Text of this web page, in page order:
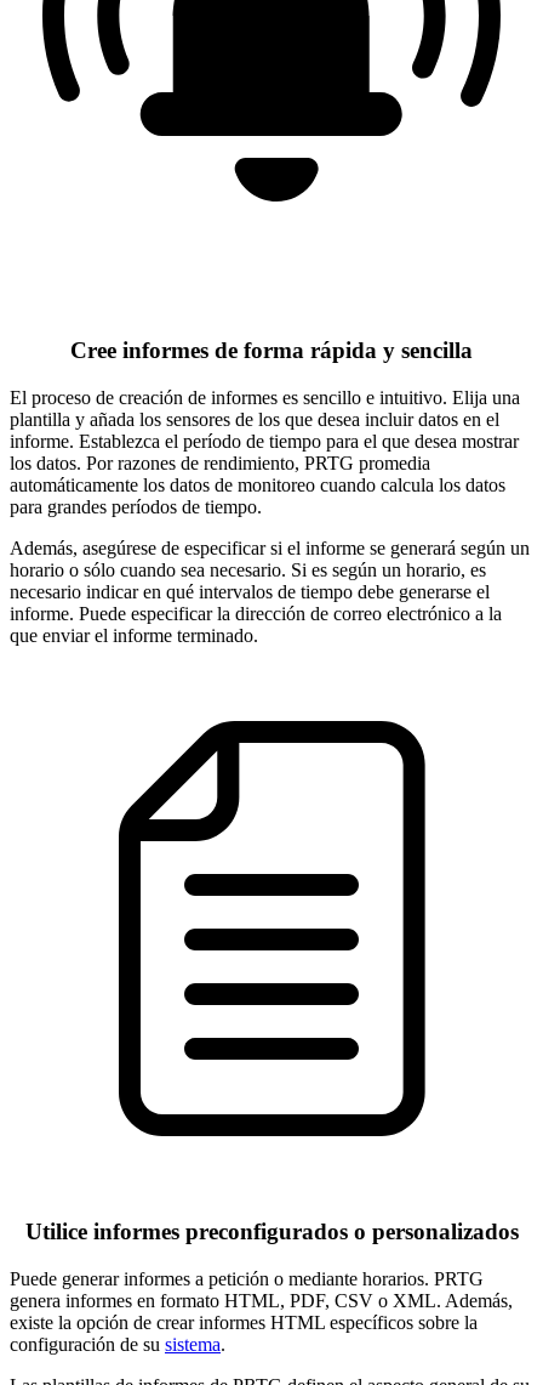
Cree informes de forma rápida y sencilla
El proceso de creación de informes es sencillo e intuitivo. Elija una
plantilla y añada los sensores de los que desea incluir datos en el
informe. Establezca el período de tiempo para el que desea mostrar
los datos. Por razones de rendimiento, PRTG promedia
automáticamente los datos de monitoreo cuando calcula los datos
para grandes períodos de tiempo.
Además, asegúrese de especificar si el informe se generará según un
horario o sólo cuando sea necesario. Si es según un horario, es
necesario indicar en qué intervalos de tiempo debe generarse el
informe. Puede especificar la dirección de correo electrónico a la
que enviar el informe terminado.
Utilice informes preconfigurados o personalizados
Puede generar informes a petición o mediante horarios. PRTG
genera informes en formato HTML, PDF, CSV o XML. Además,
existe la opción de crear informes HTML específicos sobre la
configuración de su sistema.